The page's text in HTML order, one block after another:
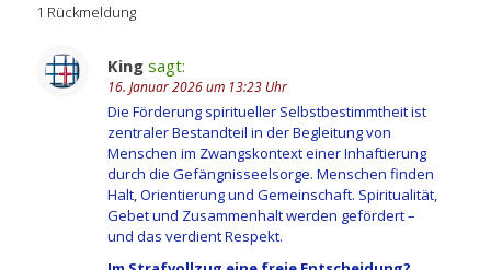
1 Rückmeldung
King sagt:
16. Januar 2026 um 13:23 Uhr
Die Förderung spiritueller Selbstbestimmtheit ist
zentraler Bestandteil in der Begleitung von
Menschen im Zwangskontext einer Inhaftierung
durch die Gefängnisseelsorge. Menschen finden
Halt, Orientierung und Gemeinschaft. Spiritualität,
Gebet und Zusammenhalt werden gefördert –
und das verdient Respekt.